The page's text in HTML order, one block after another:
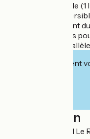
Chambre parentale
Climatisation
Terrasse sur le pont
Pas d'équipements
Le canal étant
Cet établissement
Localisation
Ecluse d'Emborrel